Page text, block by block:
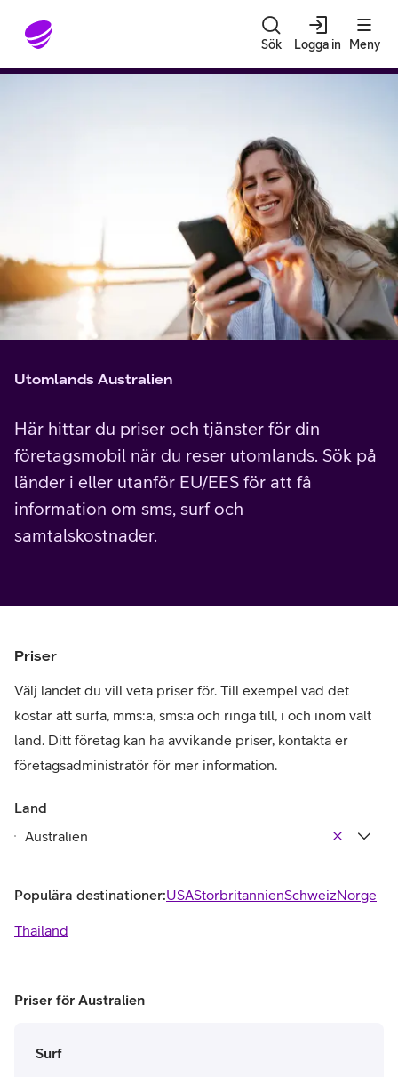
Gå till sidans innehåll
Sök Logga in Meny
Utomlands Australien
Här hittar du priser och tjänster för din
företagsmobil när du reser utomlands. Sök på
länder i eller utanför EU/EES för att få
information om sms, surf och
samtalskostnader.
Priser
Välj landet du vill veta priser för. Till exempel vad det
kostar att surfa, mms:a, sms:a och ringa till, i och inom valt
land. Ditt företag kan ha avvikande priser, kontakta er
företagsadministratör för mer information.
Land
Populära destinationer:USAStorbritannienSchweizNorge
Thailand
Priser för Australien
Surf